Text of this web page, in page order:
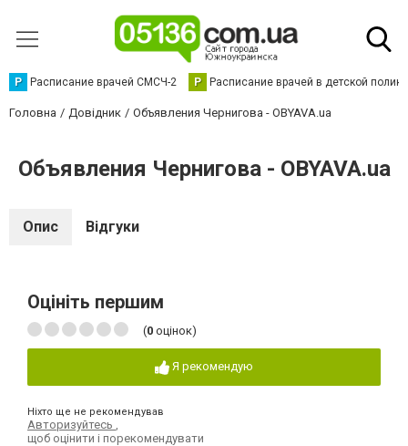
Р Расписание врачей СМСЧ-2 Р Расписание врачей в детской
Головна Довідник Объявления Чернигова - OBYAVA.ua
Объявления Чернигова - OBYAVA.ua
Опис Відгуки
Оцініть першим
(0 оцінок)
Я рекомендую
Ніхто ще не рекомендував
Авторизуйтесь
щоб оцінити і порекомендувати